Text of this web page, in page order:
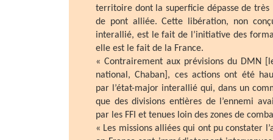
territoire dont la superficie dépasse de
de pont alliée. Cette libération, non
interallié, est le fait de l’initiative des
elle est le fait de la France.
« Contrairement aux prévisions du DMN
national, Chaban], ces actions ont été
par l’état-major interallié qui, dans un
que des divisions entières de l’ennemi
par les FFI et tenues loin des zones de
« Les missions alliées qui ont pu constater